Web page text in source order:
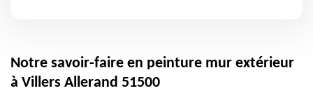
Notre savoir-faire en peinture mur extérieur
à Villers Allerand 51500